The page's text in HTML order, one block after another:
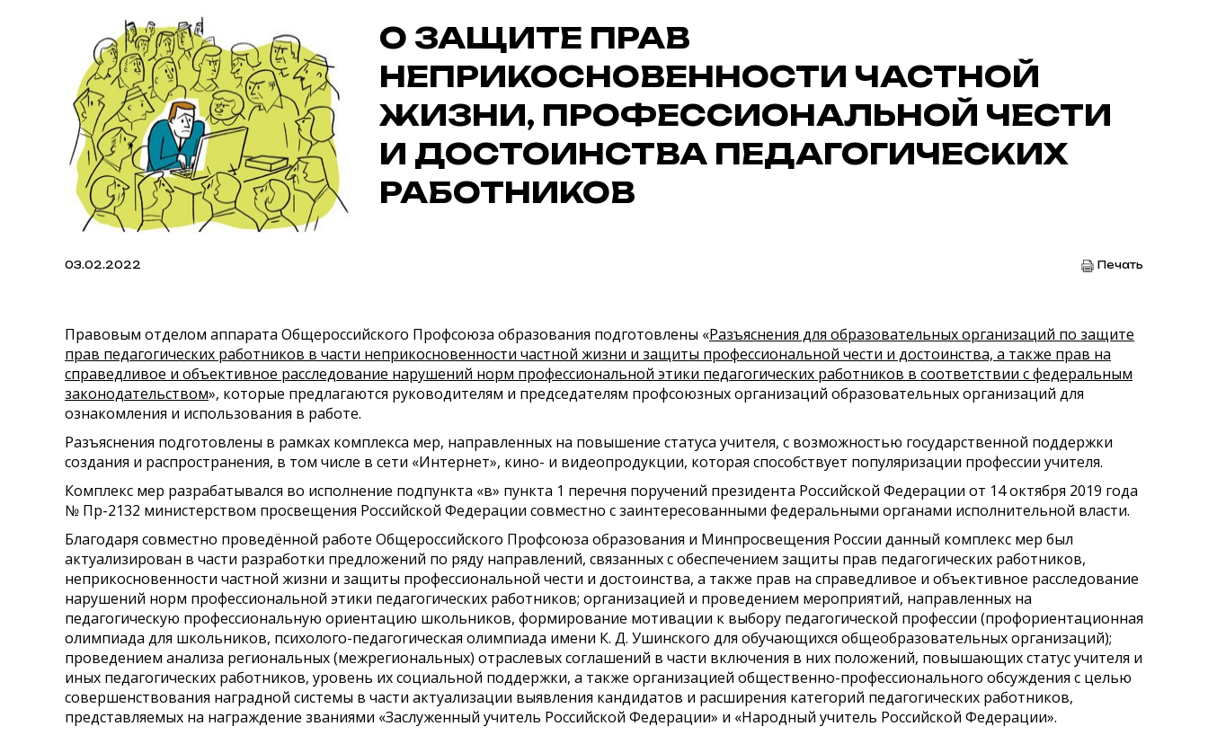
О ЗАЩИТЕ ПРАВ
НЕПРИКОСНОВЕННОСТИ ЧАСТНОЙ
ЖИЗНИ, ПРОФЕССИОНАЛЬНОЙ ЧЕСТИ
И ДОСТОИНСТВА ПЕДАГОГИЧЕСКИХ
РАБОТНИКОВ
03.02.2022 Печать
Правовым отделом аппарата Общероссийского Профсоюза образования подготовлены «Разъяснения для образовательных организаций по защите
прав педагогических работников в части неприкосновенности частной жизни и защиты профессиональной чести и достоинства, а также прав на
справедливое и объективное расследование нарушений норм профессиональной этики педагогических работников в соответствии с федеральным
законодательством», которые предлагаются руководителям и председателям профсоюзных организаций образовательных организаций для
ознакомления и использования в работе.
Разъяснения подготовлены в рамках комплекса мер, направленных на повышение статуса учителя, с возможностью государственной поддержки
создания и распространения, в том числе в сети «Интернет», кино- и видеопродукции, которая способствует популяризации профессии учителя.
Комплекс мер разрабатывался во исполнение подпункта «в» пункта 1 перечня поручений президента Российской Федерации от 14 октября 2019 года
№ Пр-2132 министерством просвещения Российской Федерации совместно с заинтересованными федеральными органами исполнительной власти.
Благодаря совместно проведённой работе Общероссийского Профсоюза образования и Минпросвещения России данный комплекс мер был
актуализирован в части разработки предложений по ряду направлений, связанных с обеспечением защиты прав педагогических работников,
неприкосновенности частной жизни и защиты профессиональной чести и достоинства, а также прав на справедливое и объективное расследование
нарушений норм профессиональной этики педагогических работников; организацией и проведением мероприятий, направленных на
педагогическую профессиональную ориентацию школьников, формирование мотивации к выбору педагогической профессии (профориентационная
олимпиада для школьников, психолого-педагогическая олимпиада имени К. Д. Ушинского для обучающихся общеобразовательных организаций);
проведением анализа региональных (межрегиональных) отраслевых соглашений в части включения в них положений, повышающих статус учителя и
иных педагогических работников, уровень их социальной поддержки, а также организацией общественно-профессионального обсуждения с целью
совершенствования наградной системы в части актуализации выявления кандидатов и расширения категорий педагогических работников,
представляемых на награждение званиями «Заслуженный учитель Российской Федерации» и «Народный учитель Российской Федерации».